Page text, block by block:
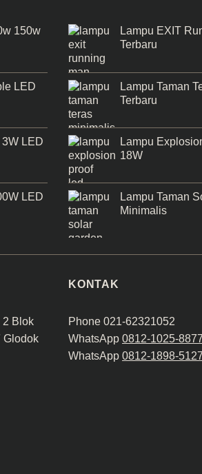
150w
LED
LED
LED
Lampu EXIT
Terbaru
Lampu Taman
Terbaru
Lampu
18W
Lampu Taman
Minimalis
2 Blok
Glodok
KONTAK
Phone 021-62321052
WhatsApp 0812-1025-8877
WhatsApp 0812-1898-5127